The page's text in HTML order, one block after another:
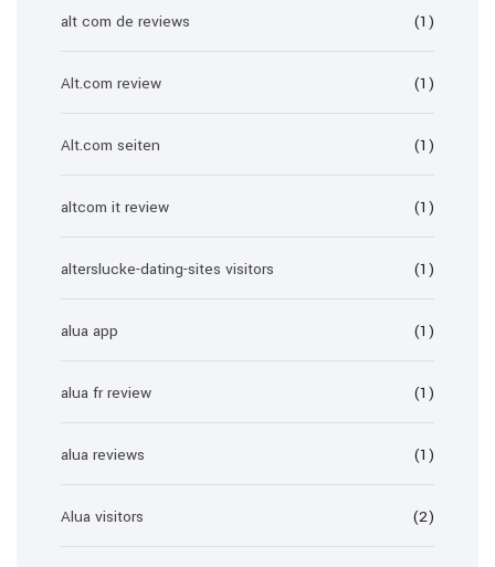
alt com de reviews (1)
Alt.com review (1)
Alt.com seiten (1)
altcom it review (1)
alterslucke-dating-sites visitors (1)
alua app (1)
alua fr review (1)
alua reviews (1)
Alua visitors (2)